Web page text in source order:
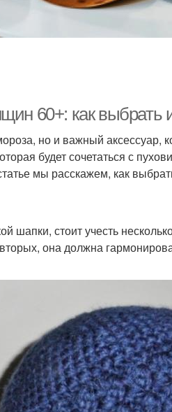
60+: как выбрать
но и важный аксессуар,
будет сочетаться с
мы расскажем, как
шапки, стоит учесть
она должна